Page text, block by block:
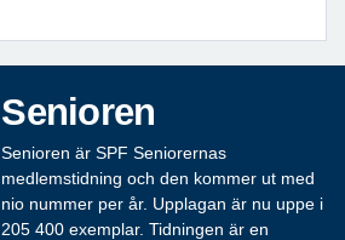
Senioren
Senioren är SPF Seniorernas
medlemstidning och den kommer ut med
nio nummer per år. Upplagan är nu uppe i
205 400 exemplar. Tidningen är en